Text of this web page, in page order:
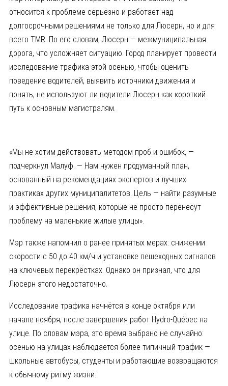
относится к проблеме серьёзно и работает над
долгосрочными решениями не только для Люсерн, но и для
всего TMR. По его словам, Люсерн — межмуниципальная
дорога, что усложняет ситуацию. Город планирует провести
исследование трафика этой осенью, чтобы оценить
поведение водителей, выявить источники движения и
понять, не используют ли водители Люсерн как короткий
путь к основным магистралям.
«Мы не хотим действовать методом проб и ошибок, —
подчеркнул Малуф. — Нам нужен продуманный план,
основанный на рекомендациях экспертов и лучших
практиках других муниципалитетов. Цель — найти разумные
и эффективные решения, которые не просто перенесут
проблему на маленькие жилые улицы».
Мэр также напомнил о ранее принятых мерах: снижении
скорости с 50 до 40 км/ч и установке пешеходных сигналов
на ключевых перекрёстках. Однако он признал, что для
Люсерн этого недостаточно.
Исследование трафика начнётся в конце октября или
начале ноября, после завершения работ Hydro-Québec на
улице. По словам мэра, это время выбрано не случайно:
осенью на улицах наблюдается более типичный трафик —
школьные автобусы, студенты и работающие возвращаются
к обычному ритму жизни.